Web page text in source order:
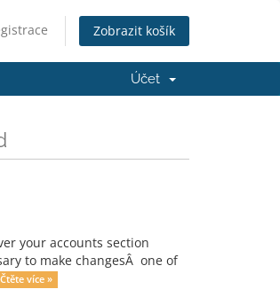
Zobrazit košík
Účet
your accounts section
to make changesÂ one of
Čtěte více »